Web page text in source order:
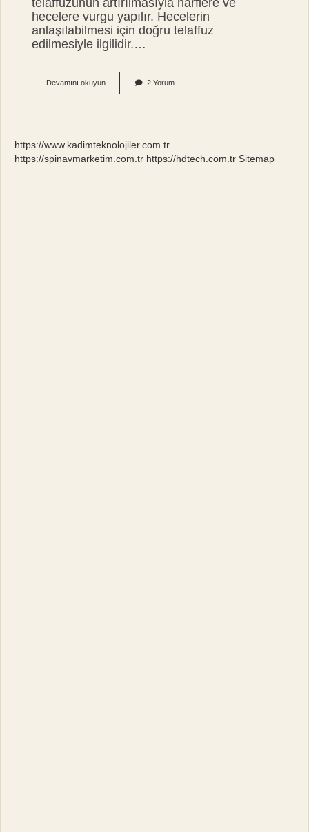
hecelere vurgu yapılır. Hecelerin
anlaşılabilmesi için doğru telaffuz
edilmesiyle ilgilidir.…
Devamını okuyunBoğumlama
Ve
2 Yorum
https://www.kadimteknolojiler.com.tr
https://spinavmarketim.com.tr https://hdtech.com.tr Sitemap